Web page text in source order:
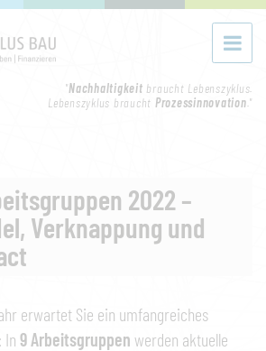
"Nachhaltigkeit braucht Lebenszyklus.
Lebenszyklus braucht Prozessinnovation."
2022 –
Verknappung und
erwartet Sie ein umfangreiches
In 9 Arbeitsgruppen werden aktuelle